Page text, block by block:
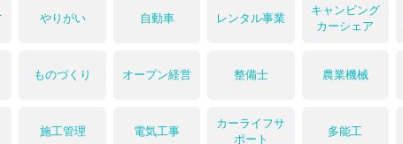
やりがい 自動車 レンタル事業
キャンピング
カーシェア
ものづくり オープン経営 整備士 農業機械
施工管理 電気工事
カーライフサ
ポート
多能工